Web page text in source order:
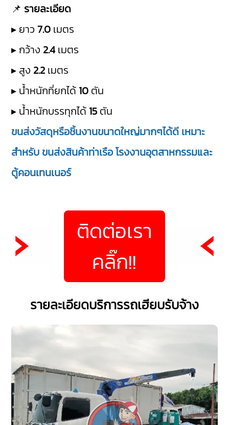
📌 รายละเอียด
▸ ยาว7.0 เมตร
▸ กว้าง 2.4 เมตร
▸ สูง 2.2 เมตร
▸ น้ำหนักที่ยกได้ 10 ตัน
▸ น้ำหนักบรรทุกได้ 15 ตัน
ขนส่งวัสดุหรือชิ้นงานขนาดใหญ่มากๆได้ดี เหมาะ
สำหรับ ขนส่งสินค้าท่าเรือ โรงงานอุตสาหกรรมและ
ตู้คอนเทนเนอร์
ติดต่อเรา
คลิ๊ก!!
รายละเอียดบริการรถเฮียบรับจ้าง